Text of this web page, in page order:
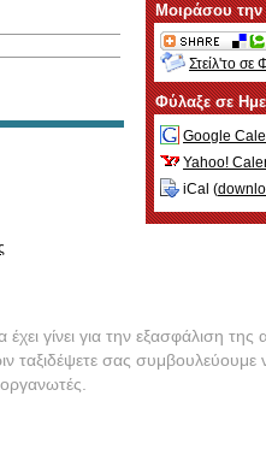
Μοιράσου
Στείλ'το σε
Φύλαξε σε
Google
Yahoo!
iCal (
γίνει για την εξασφάλιση της
ταξιδέψετε σας συμβουλεύουμε